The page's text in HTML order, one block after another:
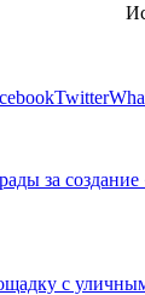
Twitter
за
с